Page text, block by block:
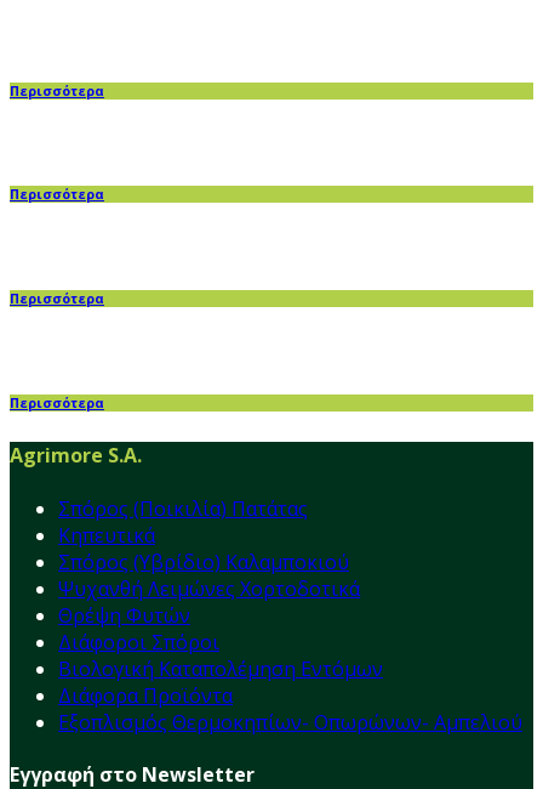
Περισσότερα
Περισσότερα
Περισσότερα
Περισσότερα
Agrimore S.A.
Σπόρος (Ποικιλία) Πατάτας
Κηπευτικά
Σπόρος (Υβρίδιο) Καλαμποκιού
Ψυχανθή Λειμώνες Χορτοδοτικά
Θρέψη Φυτών
Διάφοροι Σπόροι
Βιολογική Καταπολέμηση Εντόμων
Διάφορα Προϊόντα
Εξοπλισμός Θερμοκηπίων- Οπωρώνων- Αμπελιού
Εγγραφή στο Newsletter